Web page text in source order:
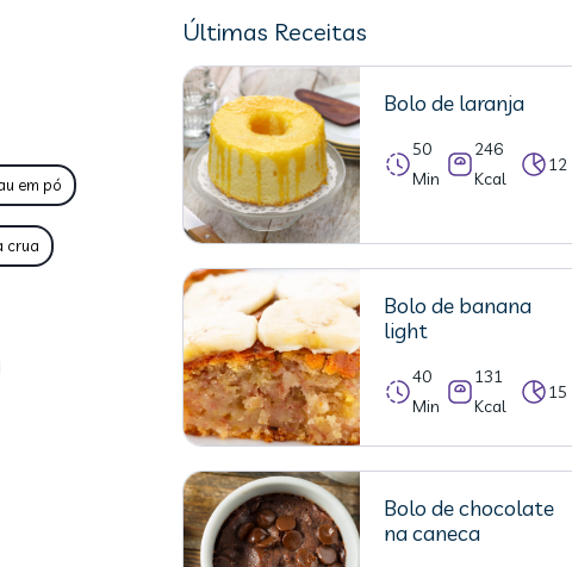
em pó
crua
Últimas Receitas
Bolo de laranja
50
Min
246
Kcal
12
Bolo de banana
light
40
Min
131
Kcal
15
Bolo de chocolate
na caneca